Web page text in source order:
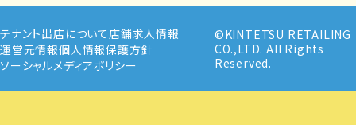
テナント出店について 店舗求人情報
運営元情報個人情報保護方針
ソーシャルメディアポリシー
©KINTETSU RETAILING
CO.,LTD. All Rights
Reserved.